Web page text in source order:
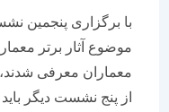
با برگزاری پنجمین نشست
موضوع آثار برتر معماری
از پنج نشست دیگر باید در